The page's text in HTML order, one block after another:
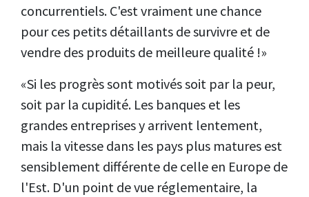
concurrentiels. C'est vraiment une chance
pour ces petits détaillants de survivre et de
vendre des produits de meilleure qualité !»
«Si les progrès sont motivés soit par la peur,
soit par la cupidité. Les banques et les
grandes entreprises y arrivent lentement,
mais la vitesse dans les pays plus matures est
sensiblement différente de celle en Europe de
l'Est. D'un point de vue réglementaire, la